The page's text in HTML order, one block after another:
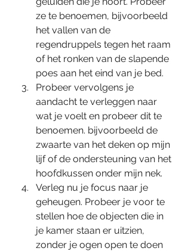
ze te benoemen, bijvoorbeeld
het vallen van de
regendruppels tegen het raam
of het ronken van de slapende
poes aan het eind van je bed.
Probeer vervolgens je
aandacht te verleggen naar
wat je voelt en probeer dit te
benoemen. bijvoorbeeld de
zwaarte van het deken op mijn
lijf of de ondersteuning van het
hoofdkussen onder mijn nek.
Verleg nu je focus naar je
geheugen. Probeer je voor te
stellen hoe de objecten die in
je kamer staan er uitzien,
zonder je ogen open te doen